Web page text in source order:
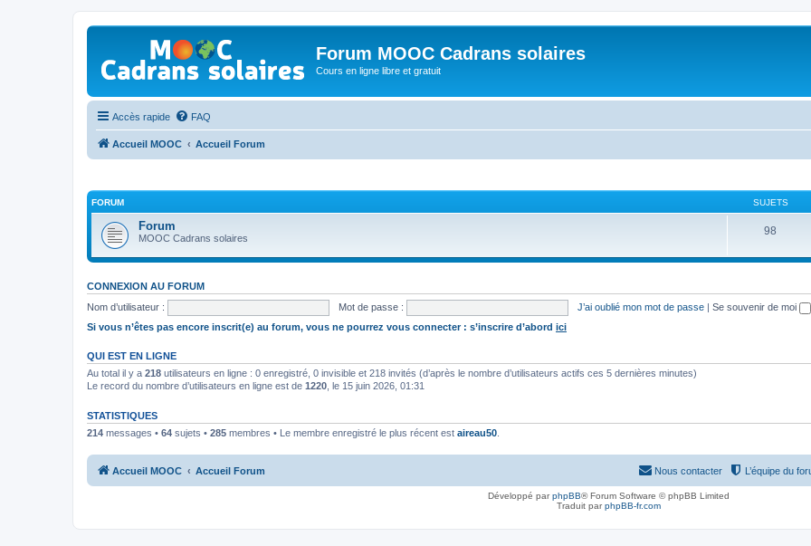
Forum MOOC Cadrans solaires
Cours en ligne libre et gratuit
Accès rapide FAQ
Accueil MOOC Accueil Forum
FORUM SUJETS
Forum
MOOC Cadrans solaires
98
CONNEXION AU FORUM
Nom d’utilisateur :
Mot de passe : J’ai oublié mon mot de passe | Se souvenir de moi
Si vous n’êtes pas encore inscrit(e) au forum, vous ne pourrez vous connecter : s’inscrire d’abord ici
QUI EST EN LIGNE
Au total il y a 218 utilisateurs en ligne : 0 enregistré, 0 invisible et 218 invités (d’après le nombre d’utilisateurs actifs ces 5 dernières minutes)
Le record du nombre d’utilisateurs en ligne est de 1220 , le 15 juin 2026, 01:31
STATISTIQUES
214 messages • 64 sujets • 285 membres • Le membre enregistré le plus récent est aireau50
Accueil MOOC Accueil Forum L’équipe du
Nous contacter
Développé parphpBB® Forum Software © phpBB Limited
Traduit parphpBB-fr.com